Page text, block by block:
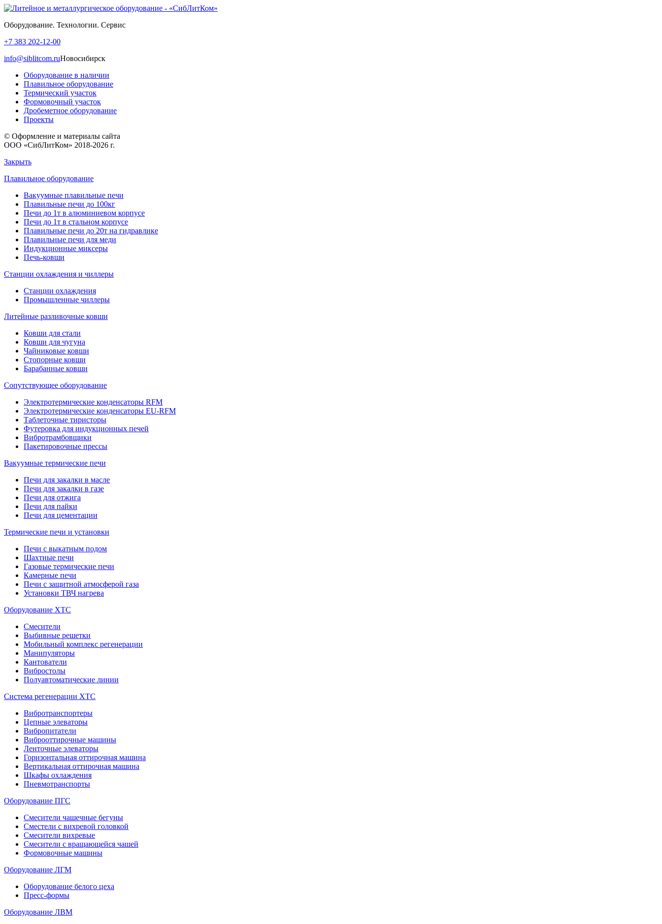
Оборудование. Технологии. Сервис
+7 383 202-12-00
info@siblitcom.ruНовосибирск
Оборудование в наличии
Плавильное оборудование
Термический участок
Формовочный участок
Дробеметное оборудование
Проекты
© Оформление и материалы сайта
ООО «СибЛитКом» 2018-2026 г.
Закрыть
Плавильное оборудование
Вакуумные плавильные печи
Плавильные печи до 100кг
Печи до 1т в алюминиевом корпусе
Печи до 1т в стальном корпусе
Плавильные печи до 20т на гидравлике
Плавильные печи для меди
Индукционные миксеры
Печь-ковши
Станции охлаждения и чиллеры
Станции охлаждения
Промышленные чиллеры
Литейные разливочные ковши
Ковши для стали
Ковши для чугуна
Чайниковые ковши
Стопорные ковши
Барабанные ковши
Сопутствующее оборудование
Электротермические конденсаторы RFM
Электротермические конденсаторы EU-RFM
Таблеточные тиристоры
Футеровка для индукционных печей
Вибротрамбовщики
Пакетировочные прессы
Вакуумные термические печи
Печи для закалки в масле
Печи для закалки в газе
Печи для отжига
Печи для пайки
Печи для цементации
Термические печи и установки
Печи с выкатным подом
Шахтные печи
Газовые термические печи
Камерные печи
Печи с защитной атмосферой газа
Установки ТВЧ нагрева
Оборудование ХТС
Смесители
Выбивные решетки
Мобильный комплекс регенерации
Манипуляторы
Кантователи
Вибростолы
Полуавтоматические линии
Система регенерации ХТС
Вибротранспортеры
Цепные элеваторы
Вибропитатели
Виброоттирочные машины
Ленточные элеваторы
Горизонтальная оттирочная машина
Вертикальная оттирочная машина
Шкафы охлаждения
Пневмотранспорты
Оборудование ПГС
Смесители чашечные бегуны
Сместели с вихревой головкой
Смесители вихревые
Смесители с вращающейся чашей
Формовочные машины
Оборудование ЛГМ
Оборудование белого цеха
Пресс-формы
Оборудование ЛВМ